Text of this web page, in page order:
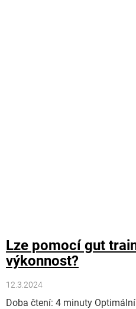
Lze pomocí gut
výkonnost?
12.3.2024
Doba čtení: 4 minuty